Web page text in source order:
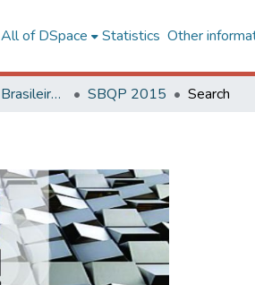
All of DSpace Statistics Other
SBQP - Simpósio Brasileiro de Qualidade do Projeto no Ambiente Construído SBQP 2015 Search